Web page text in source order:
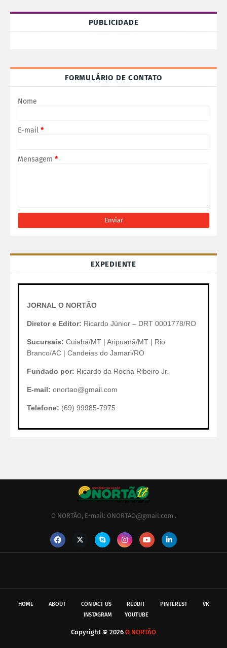
PUBLICIDADE
FORMULÁRIO DE CONTATO
Nome
E-mail *
Mensagem *
EXPEDIENTE
JORNAL O NORTÃO
Diretor e Editor: Ricardo Júnior – DRT 0001778/RO
Sucursais: Cuiabá/MT | Aripuanã/MT | Rio
Branco/AC | Candeias do Jamari/RO
Fundado por: Ricardo da Rocha Ribeiro Jr.
E-mail: onortao@gmail.com
Telefone: (69) 99985-7975
O NORTÃO, E-mail: ONORTAO@gmail.com .
HOME ABOUT CONTACT US REDDIT PINTEREST
VK
INSTAGRAM
YOUTUBE
Copyright © 2026 O NORTÃO